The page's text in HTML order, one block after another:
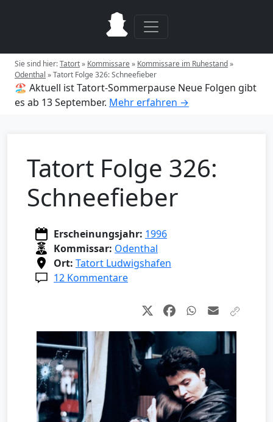
Sie sind hier:Tatort» Kommissare» Kommissare im Ruhestand»
Odenthal »Tatort Folge 326: Schneefieber
🏖️ Aktuell ist Tatort-Sommerpause Neue Folgen gibt
es ab 13 September. Mehr erfahren →
Tatort Folge 326:
Schneefieber
Erscheinungsjahr: 1996
Kommissar: Odenthal
Ort: Tatort Ludwigshafen
12 Kommentare